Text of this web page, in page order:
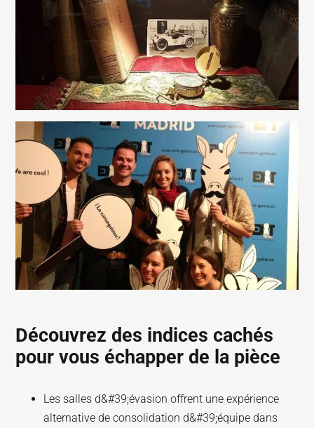
Découvrez des indices cachés
pour vous échapper de la pièce
Les salles d&#39;évasion offrent une expérience
alternative de consolidation d&#39;équipe dans